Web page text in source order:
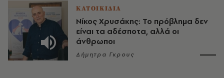
ΚΑΤΟΙΚΙΔΙΑ
Νίκος Χρυσάκης: Το πρόβλημα δεν
είναι τα αδέσποτα, αλλά οι
άνθρωποι
Δήμητρα Γκρους